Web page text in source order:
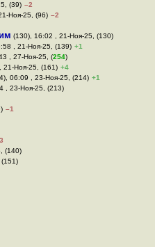
(39) –2
Ноя-25, (96) –2
(130), 16:02 , 21-Ноя-25, (130)
, 21-Ноя-25, (139) +1
, 27-Ноя-25, (254)
21-Ноя-25, (161) +4
06:09 , 23-Ноя-25, (214) +1
, 23-Ноя-25, (213)
–1
(140)